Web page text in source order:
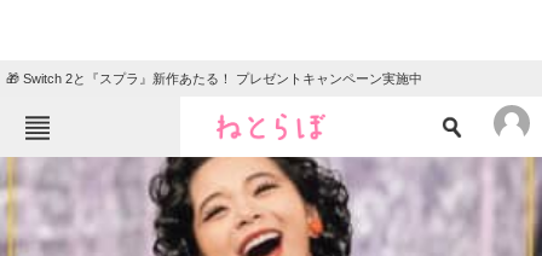
🎁 Switch 2と『スプラ』新作あたる！ プレゼントキャンペーン実施中
ねとらぼメニュー
TOP ニュース
エンタメ クイズ